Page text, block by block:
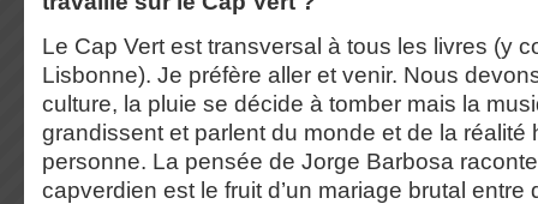
Le Cap Vert est transversal à tous les livres (y
Lisbonne). Je préfère aller et venir. Nous
culture, la pluie se décide à tomber mais la
grandissent et parlent du monde et de la réalité
personne. La pensée de Jorge Barbosa
capverdien est le fruit d’un mariage brutal entre